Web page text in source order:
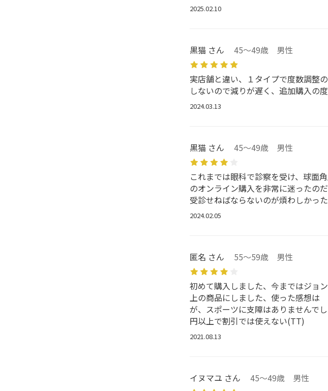
2025.02.10
黒猫 さん 45～49歳 男性
実店舗と違い、１タイプで度数調整
しないので減りが遅く、追加購入の
2024.03.13
黒猫 さん 45～49歳 男性
これまでは眼科で診察を受け、球面
のオンライン購入を非常に迷ったの
受診せねばならないのが煩わしかっ
2024.02.05
匿名 さん 55～59歳 男性
初めて購入しました、今まではジョ
上の商品にしました、使った感想は
が、スポーツに支障はありませんで
円以上で割引では使えない(TT)
2021.08.13
イヌマユ さん 45～49歳 男性